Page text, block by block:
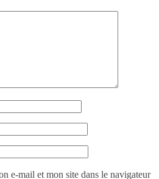
e-mail et mon site dans le navigateur